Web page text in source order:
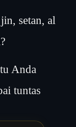
setan, al
Anda
tuntas